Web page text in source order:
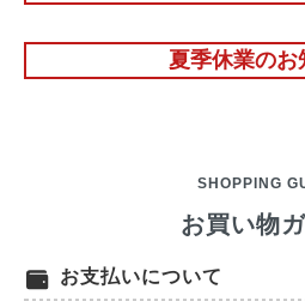
夏季休業のお
SHOPPING
お買い物
お支払いについて